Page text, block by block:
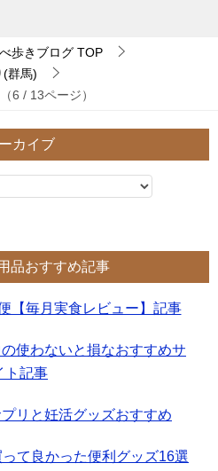
歩きブログ TOP
(群馬)
6 / 13ページ）
カイブ
品おすすめ記事
【毎月実食レビュー】記事
使わないと損なおすすめサ
ト記事
リと妊活グッズおすすめ
て良かった便利グッズ16選